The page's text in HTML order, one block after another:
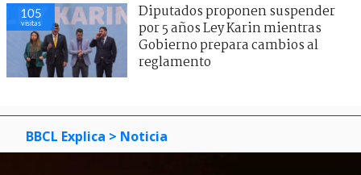
105
visitas
Diputados proponen suspender
por 5 años Ley Karin mientras
Gobierno prepara cambios al
reglamento
BBCL Explica > Noticia